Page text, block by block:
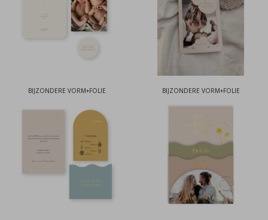
BIJZONDERE VORM+FOLIE BIJZONDERE VORM+FOLIE